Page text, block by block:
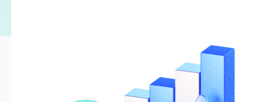
на нецелевые показы
Алгоритмы Авито покажут рекламу тем, кто